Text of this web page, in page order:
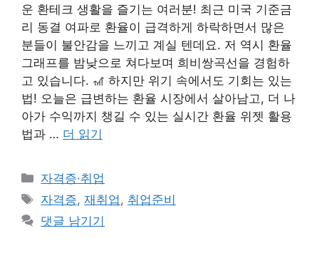
운 환테크 생활을 즐기는 여러분! 최근 미국 기준금
리 동결 여파로 환율이 급격하게 하락하면서 많은
분들이 불안감을 느끼고 계실 텐데요. 저 역시 환율
그래프를 밤낮으로 쳐다보며 희비쌍곡선을 경험하
고 있습니다. 🎢 하지만 위기 속에서도 기회는 있는
법! 오늘은 급변하는 환율 시장에서 살아남고, 더 나
아가 수익까지 챙길 수 있는 실시간 환율 위젯 활용
법과 … 더 읽기
카
테
리
자격증·취업
태
그
자격증,재취업, 취업준비
댓글 남기기